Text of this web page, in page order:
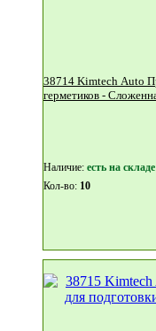
38714 Kimtech Auto Протирочные салфетки для удаления
Наличие: eсть на складе
Кол-во: 10